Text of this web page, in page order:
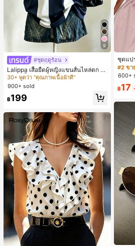
9
#ชุดฤดูร้อน
Lalippa เสื้อยืดผู้หญิงแขนสั้นไหล่ตก ค
อวีปกเสื้อ ลายพิมพ์ดิจิทัลลายทาง สไตล์
สปอร์ตแฟชั่นมินิมอล ของขวัญสำหรับเ
พื่อน
#1 ขายดี ใน หลากสี เสื้อยืดผู้หญิง
30+ พูดว่า "คุณภาพเนื้อผ้าดี"
#1 ขายดี ใน หลากสี เสื้อยืดผู้หญิง
30+ พูดว่า "คุณภาพเนื้อผ้าดี"
#1 ขายดี ใน หลากสี เสื้อยืดผู้หญิง
30+ พูดว่า "คุณภาพเนื้อผ้าดี"
#1 ขายดี ใน หลากสี เสื้อยืดผู้หญิง
30+ พูดว่า "คุณภาพเนื้อผ้าดี"
900+ sold
฿199
ชุดแป
ปรงแ
ปหยด
1 ชิ้น
หญิงแ
ไม้ร่
#2 ขา
600+
฿17